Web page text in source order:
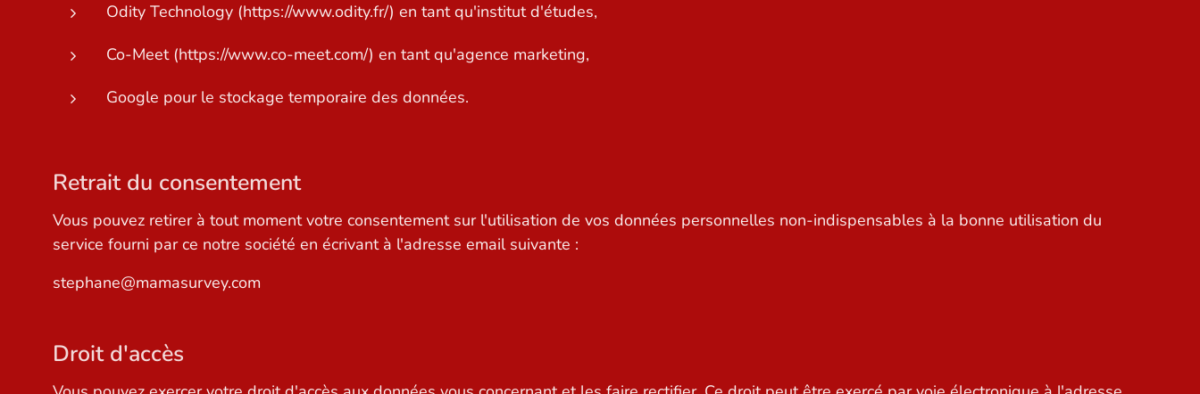
Odity Technology (https://www.odity.fr/) en tant qu'institut d'études,
Co-Meet (https://www.co-meet.com/) en tant qu'agence marketing,
Google pour le stockage temporaire des données.
Retrait du consentement
Vous pouvez retirer à tout moment votre consentement sur l'utilisation de vos données personnelles non-indispensables à la bonne utilisation du
service fourni par ce notre société en écrivant à l'adresse email suivante :
stephane@mamasurvey.com
Droit d'accès